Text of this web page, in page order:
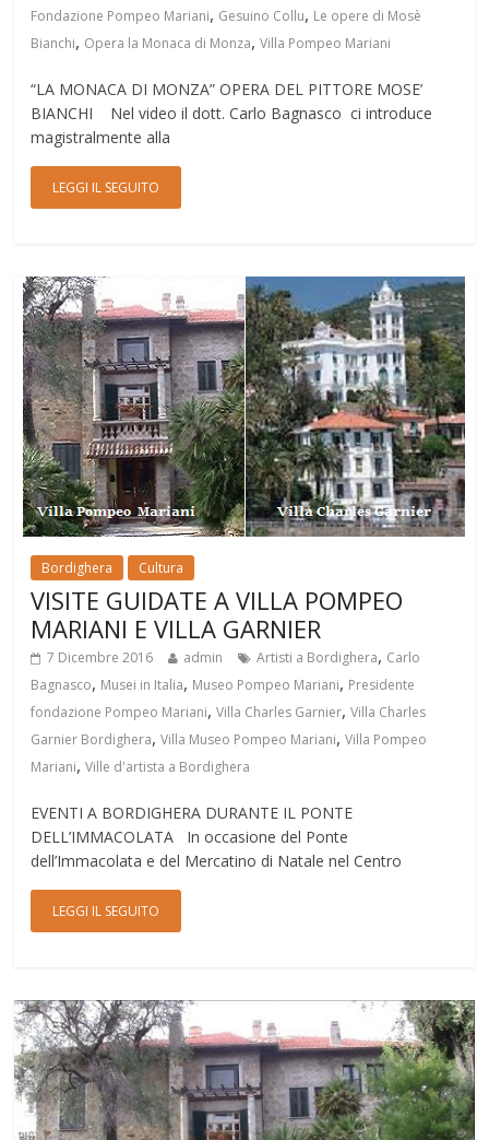
Fondazione Pompeo Mariani, Gesuino Collu, Le opere di Mosè
Bianchi, Opera la Monaca di Monza,Villa Pompeo Mariani
“LA MONACA DI MONZA” OPERA DEL PITTORE MOSE’
BIANCHI Nel video il dott. Carlo Bagnasco ci introduce
magistralmente alla
LEGGI IL SEGUITO
Bordighera Cultura
VISITE GUIDATE A VILLA POMPEO
MARIANI E VILLA GARNIER
7 Dicembre 2016 admin Artisti a Bordighera, Carlo
Bagnasco, Musei in Italia, Museo Pompeo Mariani, Presidente
fondazione Pompeo Mariani,Villa Charles Garnier,Villa Charles
Garnier Bordighera,Villa Museo Pompeo Mariani,Villa Pompeo
Mariani,Ville d'artista a Bordighera
EVENTI A BORDIGHERA DURANTE IL PONTE
DELL’IMMACOLATA In occasione del Ponte
dell’Immacolata e del Mercatino di Natale nel Centro
LEGGI IL SEGUITO